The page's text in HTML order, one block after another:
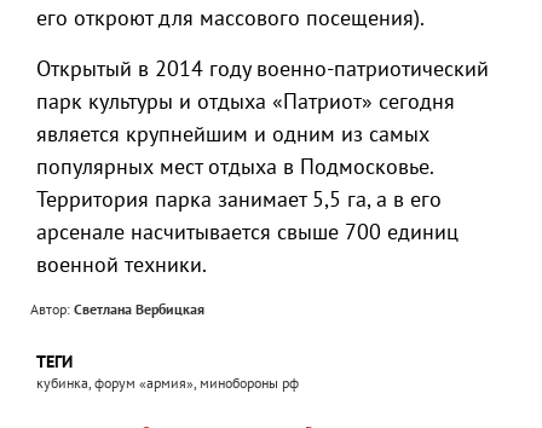
его откроют для массового посещения).
Открытый в 2014 году военно-патриотический
парк культуры и отдыха «Патриот» сегодня
является крупнейшим и одним из самых
популярных мест отдыха в Подмосковье.
Территория парка занимает 5,5 га, а в его
арсенале насчитывается свыше 700 единиц
военной техники.
Автор: Светлана Вербицкая
ТЕГИ
кубинка, форум «армия», минобороны рф